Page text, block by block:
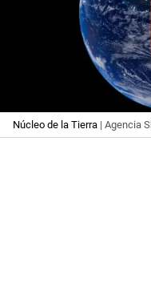
Núcleo de la Tierra | Agencia